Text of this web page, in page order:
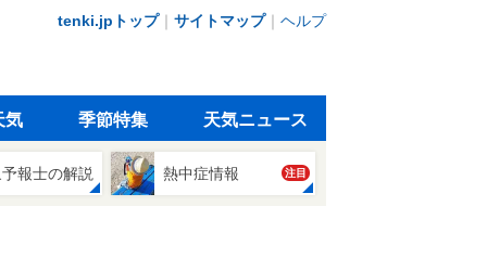
tenki.jpトップ｜ サイトマップ｜ ヘルプ
気 季節特集 天気ニュース
報士の解説 熱中症情報 注目